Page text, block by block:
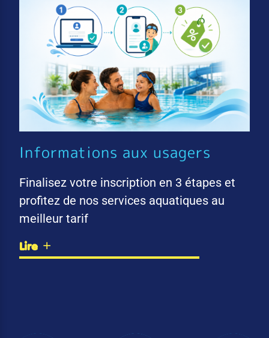
Informations aux usagers
Finalisez votre inscription en 3 étapes et
profitez de nos services aquatiques au
meilleur tarif
Lire